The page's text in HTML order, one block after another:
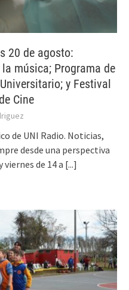
20 de agosto:
música; Programa de
y Festival
Cine
de UNI Radio. Noticias,
desde una perspectiva
de 14 a [...]